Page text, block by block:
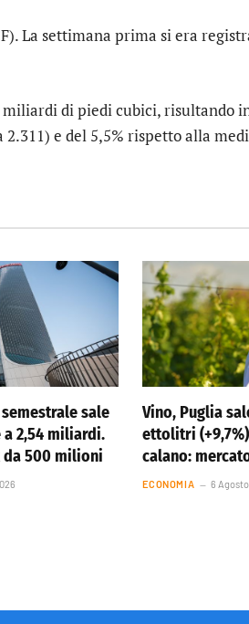
La settimana prima si era
miliardi di piedi cubici, risultando
e del 5,5% rispetto alla
sale
2,54 miliardi.
da 500 milioni
Vino, Puglia
ettolitri
calano:
ECONOMIA 6